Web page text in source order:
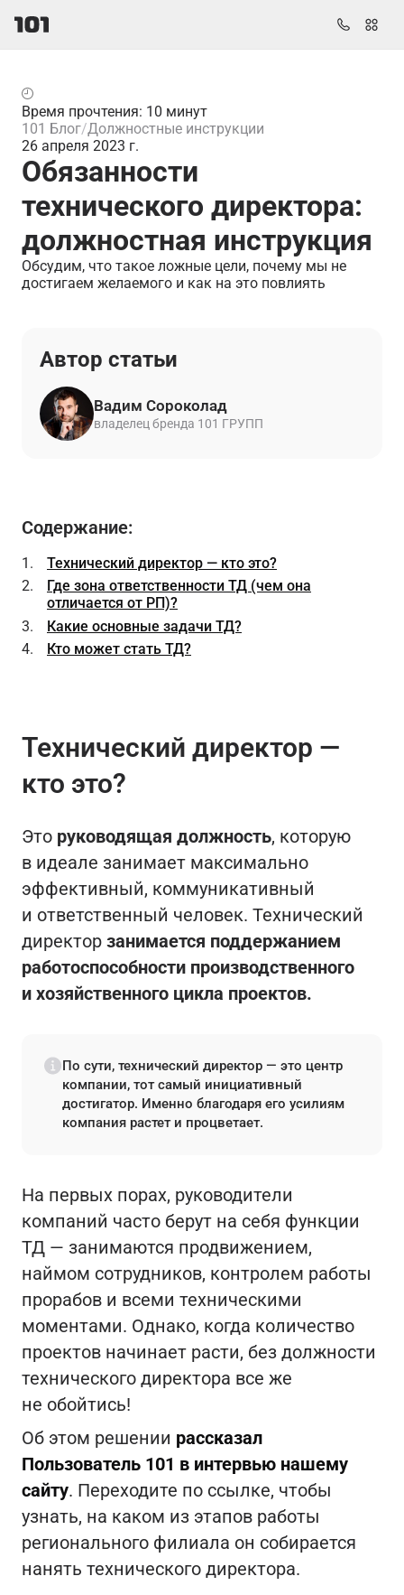
Время прочтения: 10 минут
101 Блог Должностные инструкции
26 апреля 2023 г.
Обязанности
технического директора:
должностная инструкция
Обсудим, что такое ложные цели, почему мы не
достигаем желаемого и как на это повлиять
Автор статьи
Вадим Сороколад
владелец бренда 101 ГРУПП
Содержание:
Технический директор — кто это?
Где зона ответственности ТД (чем она
отличается от РП)?
Какие основные задачи ТД?
Кто может стать ТД?
Технический директор —
кто это?
Это руководящая должность, которую
в идеале занимает максимально
эффективный, коммуникативный
и ответственный человек. Технический
директор занимается поддержанием
работоспособности производственного
и хозяйственного цикла проектов.
По сути, технический директор — это центр
компании, тот самый инициативный
достигатор. Именно благодаря его усилиям
компания растет и процветает.
На первых порах, руководители
компаний часто берут на себя функции
ТД — занимаются продвижением,
наймом сотрудников, контролем работы
прорабов и всеми техническими
моментами. Однако, когда количество
проектов начинает расти, без должности
технического директора все же
не обойтись!
Об этом решении рассказал
Пользователь 101 в интервью нашему
сайту. Переходите по ссылке, чтобы
узнать, на каком из этапов работы
регионального филиала он собирается
нанять технического директора.